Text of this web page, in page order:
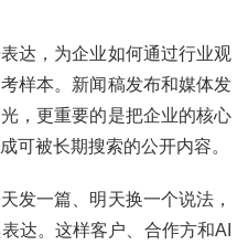
达，为企业如何通过行业观
样本。新闻稿发布和媒体发
，更重要的是把企业的核心
可被长期搜索的公开内容。
发一篇、明天换一个说法，
达。这样客户、合作方和AI